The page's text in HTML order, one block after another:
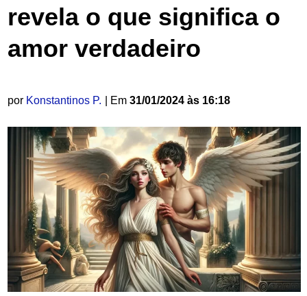
revela o que significa o
amor verdadeiro
por Konstantinos P. | Em 31/01/2024 às 16:18